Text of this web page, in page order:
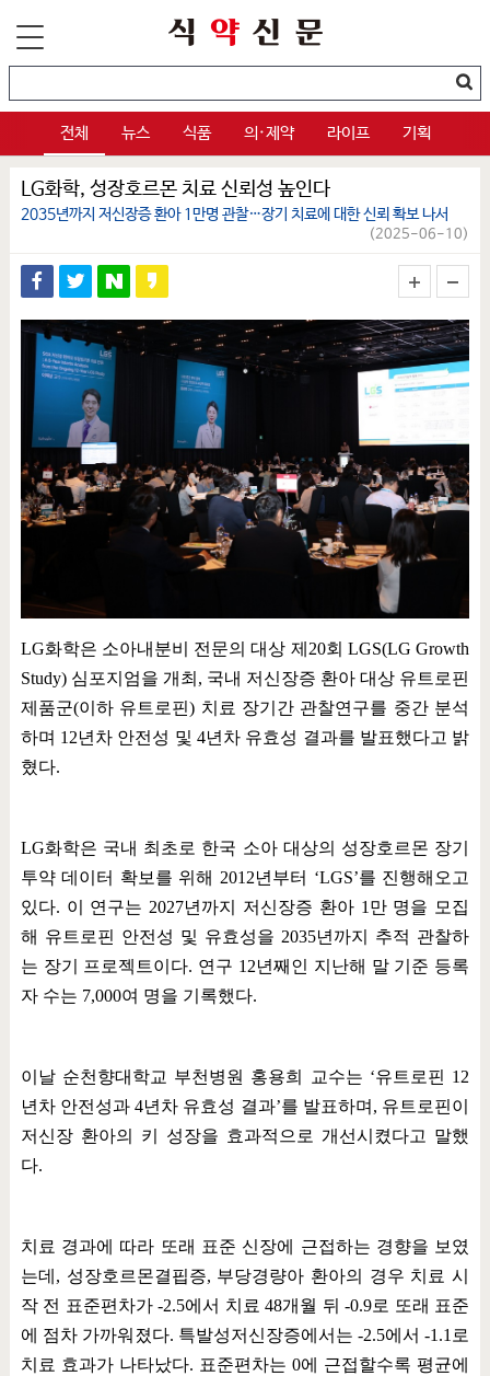
전체 뉴스 식품 의·제약 라이프 기획
LG화학, 성장호르몬 치료 신뢰성 높인다
2035년까지 저신장증 환아 1만명 관찰…장기 치료에 대한 신뢰 확보 나서
(2025-06-10)
LG화학은 소아내분비 전문의 대상 제 20회 LGS(LG Growth
Study) 심포지엄을 개최 , 국내 저신장증 환아 대상 유트로핀
제품군(이하 유트로핀) 치료 장기간 관찰연구를 중간 분석
하며 12년차 안전성 및 4년차 유효성 결과를 발표했다고 밝
혔다.
LG화학은 국내 최초로 한국 소아 대상의 성장호르몬 장기
투약 데이터 확보를 위해 2012년부터 ‘LGS’를 진행해오고
있다. 이 연구는 2027년까지 저신장증 환아 1 만 명을 모집
해 유트로핀 안전성 및 유효성을 2035년까지 추적 관찰하
는 장기 프로젝트이다. 연구 12년째인 지난해 말 기준 등록
자 수는 7,000여 명을 기록했다.
이날 순천향대학교 부천병원 홍용희 교수는 ‘유트로핀 12
년차 안전성과4년차 유효성 결과’를 발표하며 , 유트로핀이
저신장 환아의 키 성장을 효과적으로 개선시켰다고 말했
다.
치료 경과에 따라 또래 표준 신장에 근접하는 경향을 보였
는데 , 성장호르몬결핍증, 부당경량아 환아의 경우 치료 시
작 전 표준편차가-2.5에서 치료48개월 뒤-0.9로 또래 표준
에 점차 가까워졌다. 특발성저신장증에서는-2.5에서-1.1 로
치료 효과가 나타났다. 표준편차는0에 근접할수록 평균에